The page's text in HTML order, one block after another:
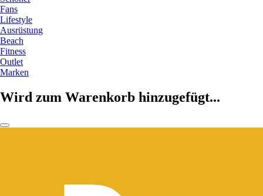
Fans
Lifestyle
Ausrüstung
Beach
Fitness
Outlet
Marken
Wird zum Warenkorb hinzugefügt...